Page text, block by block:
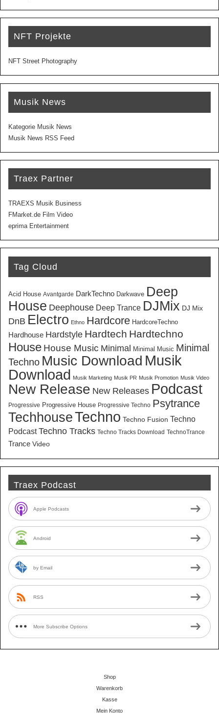
NFT Projekte
NFT Street Photography
Musik News
Kategorie Musik News
Musik News RSS Feed
Traex Partner
TRAEXS Musik Business
FMarket.de Film Video
eprima Entertainment
Tag Cloud
Acid House Avantgarde DarkTechno Darkwave Deep
House Deephouse Deep Trance DJMix DJ Mix
DnB Electro Ethno Hardcore HardcoreTechno
Hardhouse Hardstyle Hardtech Hardtechno
House House Music Minimal Minimal Music Minimal
Techno Music Download Musik
Download
Musik Marketing Musik PR Musik Promotion Musik Video
New Release New Releases Podcast
Progressive Progressive House Progressive Techno Psytrance
TechhouseTechno Techno Fusion Techno
Podcast Techno Tracks Techno Tracks Download TechnoTrance
Trance Video
Traex Podcast
Apple Podcasts
Android
by Email
RSS
More Subscribe Options
Shop
Warenkorb
Kasse
Mein Konto